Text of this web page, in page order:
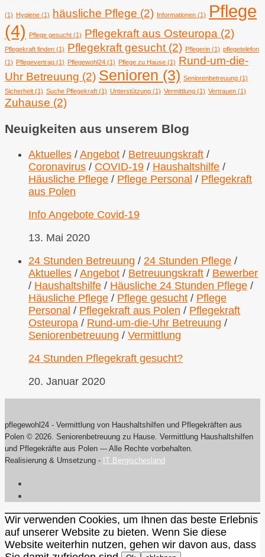
(1) Hygiene (1) häusliche Pflege (2) Informationen (1)
Pflege
(4) Pflege gesucht (1) Pflegekraft aus Osteuropa (2)
Pflegekraft finden (1) Pflegekraft gesucht (2) Pflegerin (1) pflegetelefon
(1) Pflegevertrag (1) Pflegewohl24 (1) Pflege zu Hause (1) Rund-um-die-
Uhr Betreuung (2) Senioren (3) Seniorenbetreuung (1)
Sicherheit (1) Suche Pflegekraft (1) Unterstützung (1) Vermittlung (1) Vertrauen (1)
Zuhause (2)
Neuigkeiten aus unserem Blog
Aktuelles / Angebot / Betreuungskraft /
Coronavirus / COVID-19 / Haushaltshilfe /
Häusliche Pflege / Pflege Personal / Pflegekraft
aus Polen
Info Angebote Covid-19
13. Mai 2020
24 Stunden Betreuung / 24 Stunden Pflege /
Aktuelles / Angebot / Betreuungskraft / Bewerber
/ Haushaltshilfe / Häusliche 24 Stunden Pflege /
Häusliche Pflege / Pflege gesucht / Pflege
Personal / Pflegekraft aus Polen / Pflegekraft
Osteuropa / Rund-um-die-Uhr Betreuung /
Seniorenbetreuung / Vermittlung
24 Stunden Pflegekraft gesucht?
20. Januar 2020
pflegewohl24 - Vermittlung von Haushaltshilfen und Pflegekräften aus
Polen © 2026. Seniorenbetreuung zu Hause. Vermittlung Haushaltshilfen
und Pflegekräfte aus Polen --- Alle Rechte vorbehalten.
Realisierung & Umsetzung - IT Bergischesland
Wir verwenden Cookies, um Ihnen das beste Erlebnis
auf unserer Website zu bieten. Wenn Sie diese
Website weiterhin nutzen, gehen wir davon aus, dass